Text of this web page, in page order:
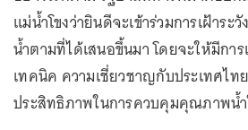
แม่น้ำโขงว่ายินดีจะเข้าร่วมการเฝ้าร
น้ำตามที่ได้เสนอขึ้นมา โดยจะให้มีกา
เทคนิค ความเชี่ยวชาญกับประเทศไท
ประสิทธิภาพในการควบคุมคุณภาพน้